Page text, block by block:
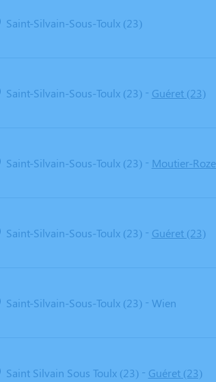
Saint-Silvain-Sous-Toulx (23)
Saint-Silvain-Sous-Toulx (23)- Guéret (23)
Saint-Silvain-Sous-Toulx (23)- Moutier-
Saint-Silvain-Sous-Toulx (23)- Guéret (23)
Saint-Silvain-Sous-Toulx (23)- Wien
Saint Silvain Sous Toulx (23)- Guéret (23)